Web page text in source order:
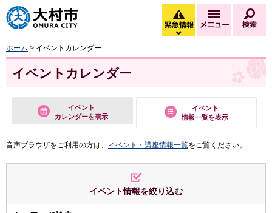
大村市
緊急情報
緊急情報を開く
メニュー
ホーム > イベントカレンダー
イベントカレンダー
イベント
カレンダーを表示
イベント
情報一覧を表示
音声ブラウザをご利用の方は、 イベント・講座情報一覧をご覧ください。
イベント情報を絞り込む